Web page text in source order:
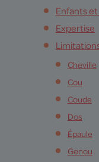
Enfants
Expertise
Cheville
Cou
Coude
Dos
Épaule
Genou